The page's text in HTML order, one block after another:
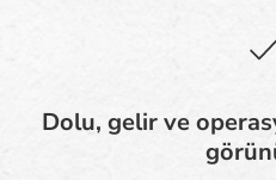
Dolu, gelir ve